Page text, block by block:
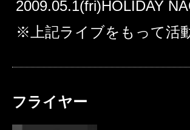
2009.05.1(fri)HOLIDAY
※上記ライブをもって活
フライヤー